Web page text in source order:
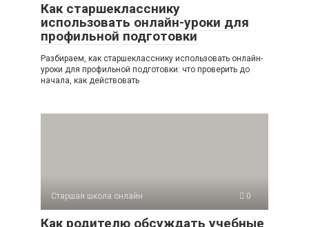
Как старшекласснику
использовать онлайн-уроки для
профильной подготовки
Разбираем, как старшекласснику использовать онлайн-
уроки для профильной подготовки: что проверить до
начала, как действовать
Старшая школа онлайн 0
Как родителю обсуждать учебные